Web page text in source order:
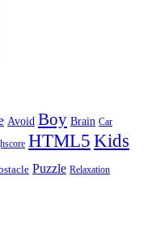
Avoid Boy Brain Car
HTML5 Kids
Puzzle Relaxation